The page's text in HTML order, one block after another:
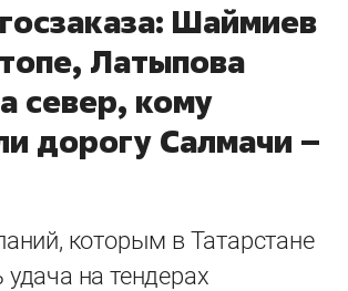
Шаймиев
Латыпова
север, кому
дорогу Салмачи –
которым в Татарстане
на тендерах